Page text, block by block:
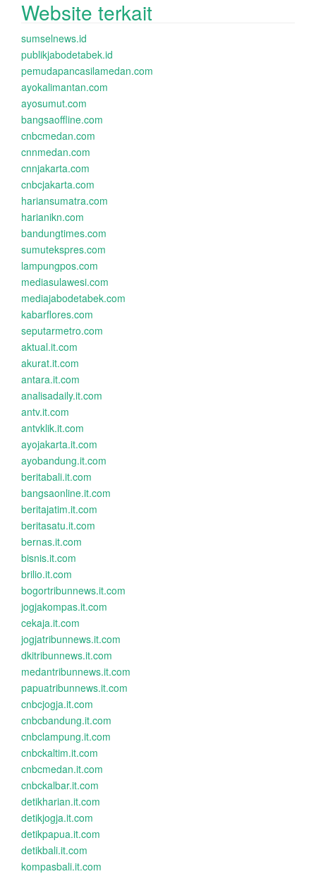
Website terkait
sumselnews.id
publikjabodetabek.id
pemudapancasilamedan.com
ayokalimantan.com
ayosumut.com
bangsaoffline.com
cnbcmedan.com
cnnmedan.com
cnnjakarta.com
cnbcjakarta.com
hariansumatra.com
harianikn.com
bandungtimes.com
sumutekspres.com
lampungpos.com
mediasulawesi.com
mediajabodetabek.com
kabarflores.com
seputarmetro.com
aktual.it.com
akurat.it.com
antara.it.com
analisadaily.it.com
antv.it.com
antvklik.it.com
ayojakarta.it.com
ayobandung.it.com
beritabali.it.com
bangsaonline.it.com
beritajatim.it.com
beritasatu.it.com
bernas.it.com
bisnis.it.com
brilio.it.com
bogortribunnews.it.com
jogjakompas.it.com
cekaja.it.com
jogjatribunnews.it.com
dkitribunnews.it.com
medantribunnews.it.com
papuatribunnews.it.com
cnbcjogja.it.com
cnbcbandung.it.com
cnbclampung.it.com
cnbckaltim.it.com
cnbcmedan.it.com
cnbckalbar.it.com
detikharian.it.com
detikjogja.it.com
detikpapua.it.com
detikbali.it.com
kompasbali.it.com